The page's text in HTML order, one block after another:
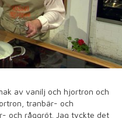
av vanilj och hjortron och
tranbär- och
och råggröt. Jag tyckte det